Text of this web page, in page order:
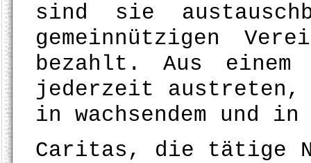
sind sie
gemeinnützigen
bezahlt. Aus einem
jederzeit austreten,
in wachsendem und in
Caritas, die tätige